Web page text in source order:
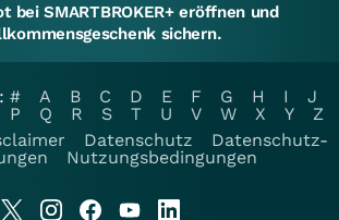
bei SMARTBROKER+ eröffnen und
sichern.
# A B C D E F G H I
J
P Q R S T U V W X Y
Z
Datenschutz
Datenschutz-
Nutzungsbedingungen